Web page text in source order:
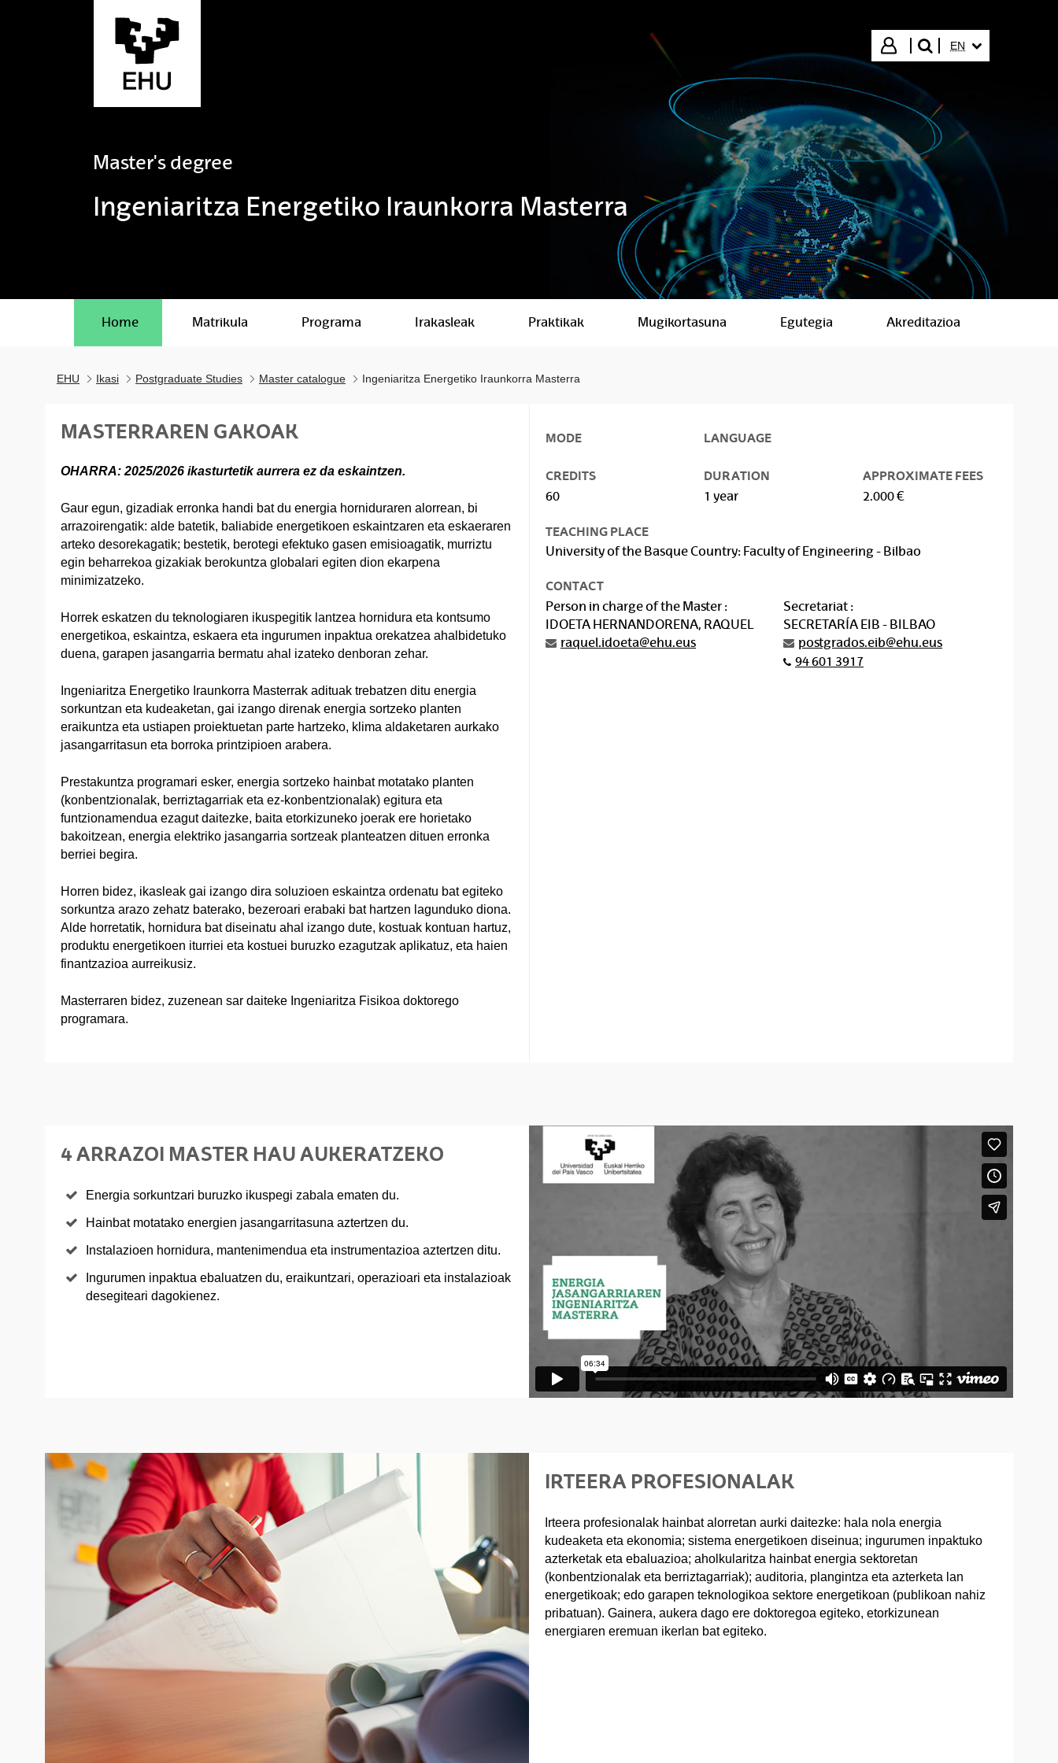
Login
search"
EN
Master's degree
Ingeniaritza Energetiko Iraunkorra Masterra
Home Matrikula Programa Irakasleak Praktikak Mugikortasuna Egutegia Akreditazioa
EHU Ikasi Postgraduate Studies Master catalogue Ingeniaritza Energetiko Iraunkorra Masterra
MASTERRAREN GAKOAK
OHARRA: 2025/2026 ikasturtetik aurrera ez da eskaintzen.
Gaur egun, gizadiak erronka handi bat du energia horniduraren alorrean, bi
arrazoirengatik: alde batetik, baliabide energetikoen eskaintzaren eta eskaeraren
arteko desorekagatik; bestetik, berotegi efektuko gasen emisioagatik, murriztu
egin beharrekoa gizakiak berokuntza globalari egiten dion ekarpena
minimizatzeko.
Horrek eskatzen du teknologiaren ikuspegitik lantzea hornidura eta kontsumo
energetikoa, eskaintza, eskaera eta ingurumen inpaktua orekatzea ahalbidetuko
duena, garapen jasangarria bermatu ahal izateko denboran zehar.
Ingeniaritza Energetiko Iraunkorra Masterrak adituak trebatzen ditu energia
sorkuntzan eta kudeaketan, gai izango direnak energia sortzeko planten
eraikuntza eta ustiapen proiektuetan parte hartzeko, klima aldaketaren aurkako
jasangarritasun eta borroka printzipioen arabera.
Prestakuntza programari esker, energia sortzeko hainbat motatako planten
(konbentzionalak, berriztagarriak eta ez-konbentzionalak) egitura eta
funtzionamendua ezagut daitezke, baita etorkizuneko joerak ere horietako
bakoitzean, energia elektriko jasangarria sortzeak planteatzen dituen erronka
berriei begira.
Horren bidez, ikasleak gai izango dira soluzioen eskaintza ordenatu bat egiteko
sorkuntza arazo zehatz baterako, bezeroari erabaki bat hartzen lagunduko diona.
Alde horretatik, hornidura bat diseinatu ahal izango dute, kostuak kontuan hartuz,
produktu energetikoen iturriei eta kostuei buruzko ezagutzak aplikatuz, eta haien
finantzazioa aurreikusiz.
Masterraren bidez, zuzenean sar daiteke Ingeniaritza Fisikoa doktorego
programara.
MODE LANGUAGE
CREDITS
60
DURATION
1 year
APPROXIMATE FEES
2.000 €
TEACHING PLACE
University of the Basque Country: Faculty of Engineering - Bilbao
CONTACT
Person in charge of the Master :
IDOETA HERNANDORENA, RAQUEL
raquel.idoeta@ehu.eus
Secretariat :
SECRETARÍA EIB - BILBAO
postgrados.eib@ehu.eus
94 601 3917
4 ARRAZOI MASTER HAU AUKERATZEKO
Energia sorkuntzari buruzko ikuspegi zabala ematen du.
Hainbat motatako energien jasangarritasuna aztertzen du.
Instalazioen hornidura, mantenimendua eta instrumentazioa aztertzen ditu.
Ingurumen inpaktua ebaluatzen du, eraikuntzari, operazioari eta instalazioak
desegiteari dagokienez.
IRTEERA PROFESIONALAK
Irteera profesionalak hainbat alorretan aurki daitezke: hala nola energia
kudeaketa eta ekonomia; sistema energetikoen diseinua; ingurumen inpaktuko
azterketak eta ebaluazioa; aholkularitza hainbat energia sektoretan
(konbentzionalak eta berriztagarriak); auditoria, plangintza eta azterketa lan
energetikoak; edo garapen teknologikoa sektore energetikoan (publikoan nahiz
pribatuan). Gainera, aukera dago ere doktoregoa egiteko, etorkizunean
energiaren eremuan ikerlan bat egiteko.